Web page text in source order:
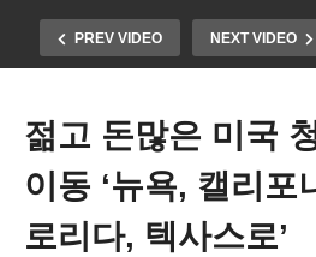
PREV VIDEO NEXT VIDEO
젊고 돈많은 미국
이동 ‘뉴욕, 캘리포
로리다, 텍사스로’